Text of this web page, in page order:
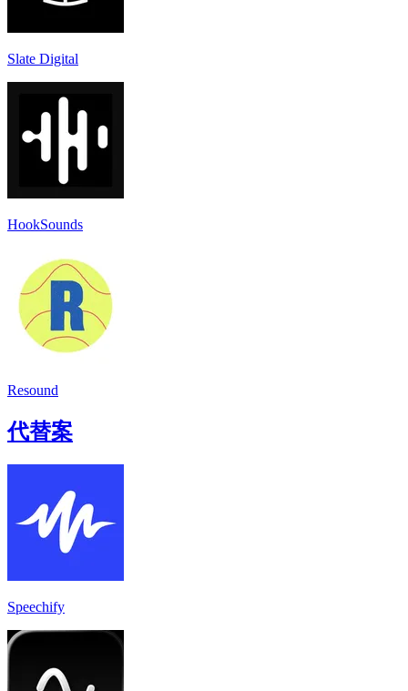
Slate Digital
HookSounds
Resound
代替案
Speechify